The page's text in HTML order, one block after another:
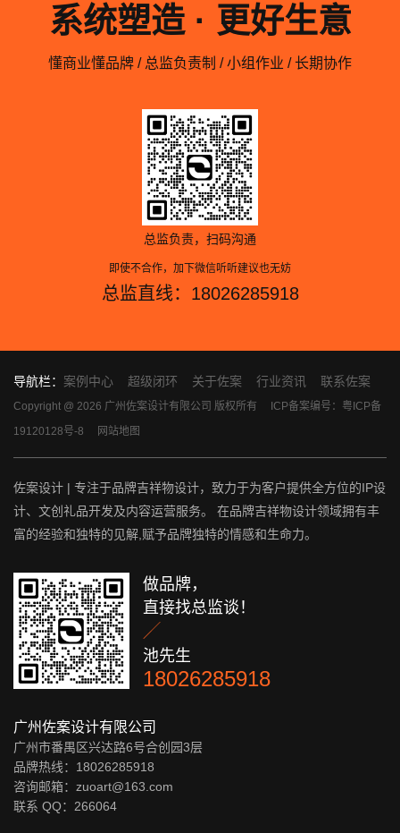
系统塑造 · 更好生意
懂商业懂品牌 / 总监负责制 / 小组作业 / 长期协作
总监负责，扫码沟通
即使不合作，加下微信听听建议也无妨
总监直线：18026285918
导航栏： 案例中心 超级闭环 关于佐案 行业资讯 联系佐案
Copyright @ 2026 广州佐案设计有限公司 版权所有 ICP备案编号：粤ICP备
19120128号-8
网站地图
佐案设计 | 专注于品牌吉祥物设计，致力于为客户提供全方位的IP设
计、文创礼品开发及内容运营服务。 在品牌吉祥物设计领域拥有丰
富的经验和独特的见解,赋予品牌独特的情感和生命力。
做品牌，
直接找总监谈！

池先生
18026285918
广州佐案设计有限公司
广州市番禺区兴达路6号合创园3层
品牌热线：18026285918
咨询邮箱：zuoart@163.com
联系 QQ： 266064